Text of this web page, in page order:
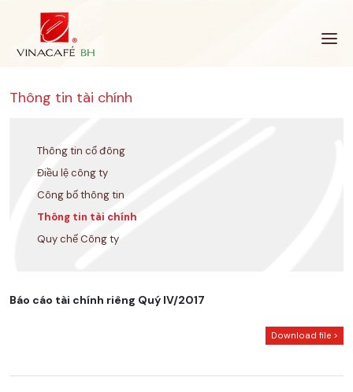
Thông tin tài chính
Thông tin cổ đông
Điều lệ công ty
Công bố thông tin
Thông tin tài chính
Quy chế Công ty
Báo cáo tài chính riêng Quý IV/2017
Download file >